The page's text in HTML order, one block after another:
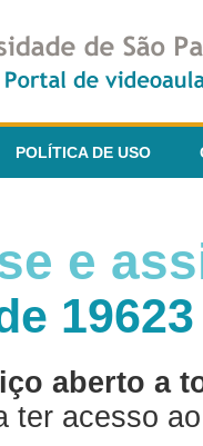
POLÍTICA DE USO
e
aberto a
ter acesso